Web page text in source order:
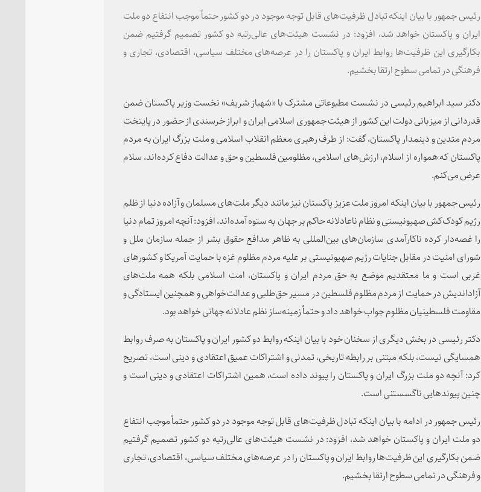
رئیس جمهور با بیان اینکه تبادل ظرفیت‌های قابل توجه موجود در دو کشور حتماً موجب انتفاع دو ملت
ایران و پاکستان خواهد شد، افزود: در نشست هیئت‌های عالی‌رتبه دو کشور تصمیم گرفتیم ضمن
بکارگیری این ظرفیت‌ها روابط ایران و پاکستان را در عرصه‌های مختلف سیاسی، اقتصادی، تجاری و
فرهنگی در تمامی سطوح ارتقا بخشیم.
دکتر سید ابراهیم رئیسی در نشست مطبوعاتی مشترک با «شهباز شریف» نخست وزیر پاکستان ضمن
قدردانی از میزبانی دولت این کشور از هیئت جمهوری اسلامی ایران و ابراز خرسندی از حضور در پایتخت
مردم متدین و دینمدار پاکستان، گفت: از طرف رهبری معظم انقلاب اسلامی و ملت بزرگ ایران به مردم
پاکستان که همواره از اسلام، ارزش‌های اسلامی، مظلومین فلسطین و حق و عدالت دفاع کرده‌اند، سلام
عرض می‌کنم.
رئیس جمهور با بیان اینکه امروز ملت عزیز پاکستان نیز مانند دیگر ملت‌های مسلمان و آزاده دنیا از ظلم
رژیم کودک‌کش صهیونیستی و نظام ناعادلانه حاکم بر جهان به ستوه آمده‌اند، افزود: آنچه امروز تمام دنیا
را غصه‌دار کرده ناکارآمدی سازمان‌های بین‌المللی به ظاهر مدافع حقوق بشر از جمله سازمان ملل و
شورای امنیت در مقابل جنایات رژیم صهیونیستی بر علیه مردم مظلوم غزه با حمایت آمریکا و کشورهای
غربی است و ما معتقدیم موضع به حق مردم ایران و پاکستان، امت اسلامی بلکه همه ملت‌های
آزاداندیش در حمایت از مردم مظلوم فلسطین در مسیر حق‌طلبی و عدالت‌خواهی و همچنین ایستادگی و
مقاومت فلسطینیان مظلوم جواب خواهد داد و حتماً زمینه‌ساز نظم عادلانه جهانی خواهد بود.
دکتر رئیسی در بخش دیگری از سخنان خود با بیان اینکه روابط دو کشور ایران و پاکستان به صرف روابط
همسایگی نیست، بلکه مبتنی بر رابطه تاریخی، تمدنی و اشتراکات عمیق اعتقادی و دینی است، تصریح
کرد: آنچه دو ملت بزرگ ایران و پاکستان را پیوند داده است، همین اشتراکات اعتقادی و دینی است و
چنین پیوندهایی ناگسستنی است.
رئیس جمهور در ادامه با بیان اینکه تبادل ظرفیت‌های قابل توجه موجود در دو کشور حتماً موجب انتفاع
دو ملت ایران و پاکستان خواهد شد، افزود: در نشست هیئت‌های عالی‌رتبه دو کشور تصمیم گرفتیم
ضمن بکارگیری این ظرفیت‌ها روابط ایران و پاکستان را در عرصه‌های مختلف سیاسی، اقتصادی، تجاری
و فرهنگی در تمامی سطوح ارتقا بخشیم.